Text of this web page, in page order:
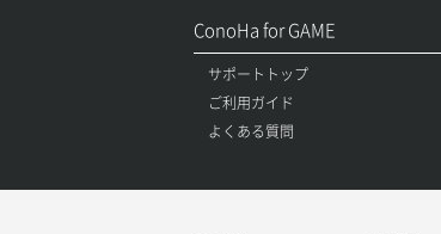
ConoHa for GAME
サポートトップ
ご利用ガイド
よくある質問